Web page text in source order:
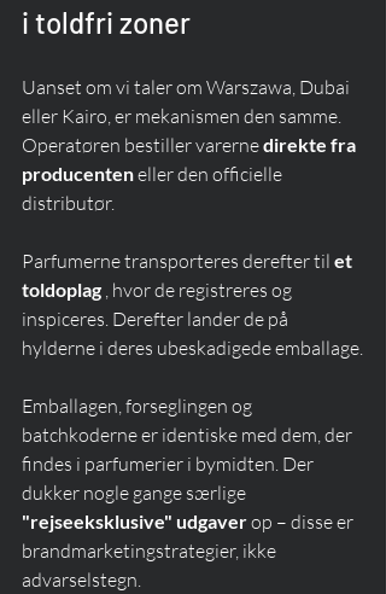
i toldfri zoner
Uanset om vi taler om Warszawa, Dubai
eller Kairo, er mekanismen den samme.
Operatøren bestiller varerne direkte fra
producenten eller den officielle
distributør.
Parfumerne transporteres derefter til et
toldoplag , hvor de registreres og
inspiceres. Derefter lander de på
hylderne i deres ubeskadigede emballage.
Emballagen, forseglingen og
batchkoderne er identiske med dem, der
findes i parfumerier i bymidten. Der
dukker nogle gange særlige
"rejseeksklusive" udgaver op – disse er
brandmarketingstrategier, ikke
advarselstegn.